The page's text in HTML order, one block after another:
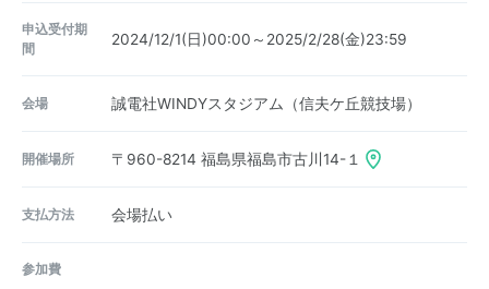
申込受付期
間
2024/12/1(日)00:00～2025/2/28(金)23:59
会場 誠電社WINDYスタジアム（信夫ケ丘競技場）
開催場所 〒960-8214 福島県福島市古川14-１
支払方法 会場払い
参加費